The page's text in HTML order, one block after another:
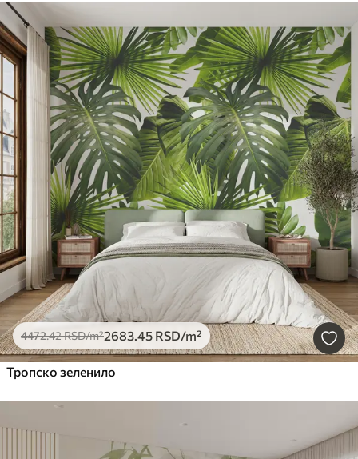
4472.42RSD/m²2683.45 RSD/m²
Тропско зеленило